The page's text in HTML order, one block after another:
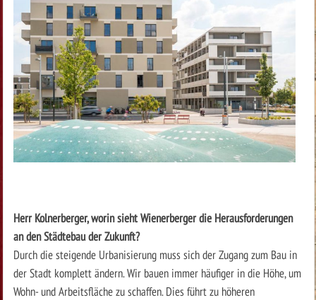
Herr Kolnerberger, worin sieht Wienerberger die Herausforderungen
an den Städtebau der Zukunft?
Durch die steigende Urbanisierung muss sich der Zugang zum Bau in
der Stadt komplett ändern. Wir bauen immer häufiger in die Höhe, um
Wohn- und Arbeitsfläche zu schaffen. Dies führt zu höheren